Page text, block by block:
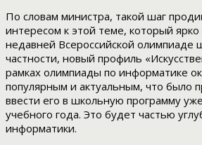
По словам министра, такой шаг
интересом к этой теме, который ярко
недавней Всероссийской олимпиаде
частности, новый профиль
рамках олимпиады по информатике
популярным и актуальным, что было
ввести его в школьную программу
учебного года. Это будет частью
информатики.